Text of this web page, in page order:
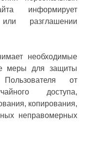
информирует
разглашении
необходимые
меры для защиты
от
доступа,
копирования,
неправомерных